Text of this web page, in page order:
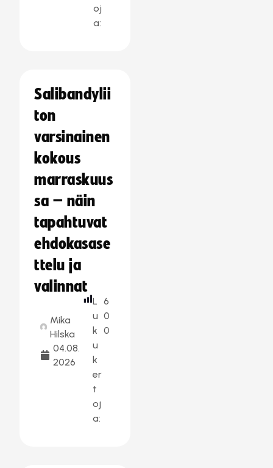
oj
a:
Salibandylii
ton
varsinainen
kokous
marraskuus
sa – näin
tapahtuvat
ehdokasase
ttelu ja
valinnat
Mika
Hilska
04.08.
2026
L
u
k
u
k
er
t
oj
a:
6
0
0